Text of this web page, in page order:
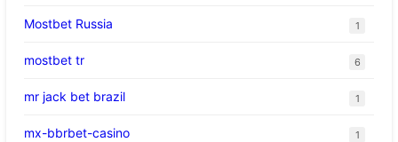
Mostbet Russia 1
mostbet tr 6
mr jack bet brazil 1
mx-bbrbet-casino 1